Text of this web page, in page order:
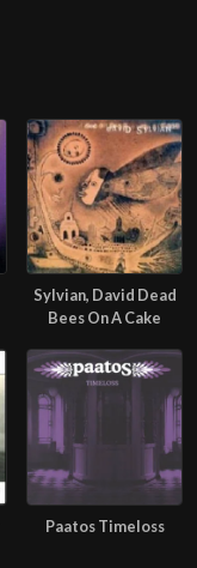
Sylvian, David Dead
Bees On A Cake
Paatos Timeloss